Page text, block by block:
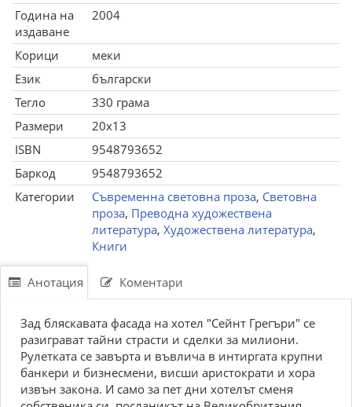
Година на
издаване
2004
Корици
меки
Език
български
Тегло
330 грама
Размери
20x13
ISBN
9548793652
Баркод
9548793652
Категории
Съвременна световна проза, Световна
проза, Преводна художествена
литература, Художествена литература,
Книги
Анотация Коментари
Зад бляскавата фасада на хотел "Сейнт Грегъри" се
разиграват тайни страсти и сделки за милиони.
Рулетката се завърта и въвлича в интиргата крупни
банкери и бизнесмени, висши аристократи и хора
извън закона. И само за пет дни хотелът сменя